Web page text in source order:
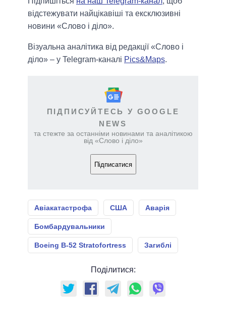
відстежувати найцікавіші та ексклюзивні
новини «Слово і діло».
Візуальна аналітика від редакції «Слово і
діло» – у Telegram-каналі Pics&Maps.
ПІДПИСУЙТЕСЬ У GOOGLE
NEWS
та стежте за останніми новинами та аналітикою
від «Слово і діло»
Підписатися
Авіакатастрофа США Аварія
Бомбардувальники
Boeing B-52 Stratofortress Загиблі
Поділитися: